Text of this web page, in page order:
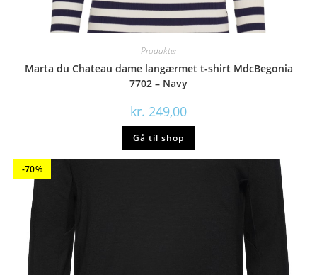
Produkter
Marta du Chateau dame langærmet t-shirt MdcBegonia
7702 – Navy
kr. 249,00
Gå til shop
-70%